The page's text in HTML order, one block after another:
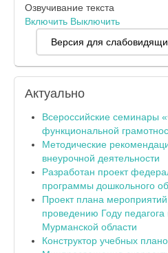
Озвучивание текста
Включить Выключить
Версия для
Актуально
Всероссийские семинары
функциональной
Методические
внеурочной деятельности
Разработан проект
программы дошкольного
Проект плана
проведению Году педагога
Мурманской области
Конструктор учебных